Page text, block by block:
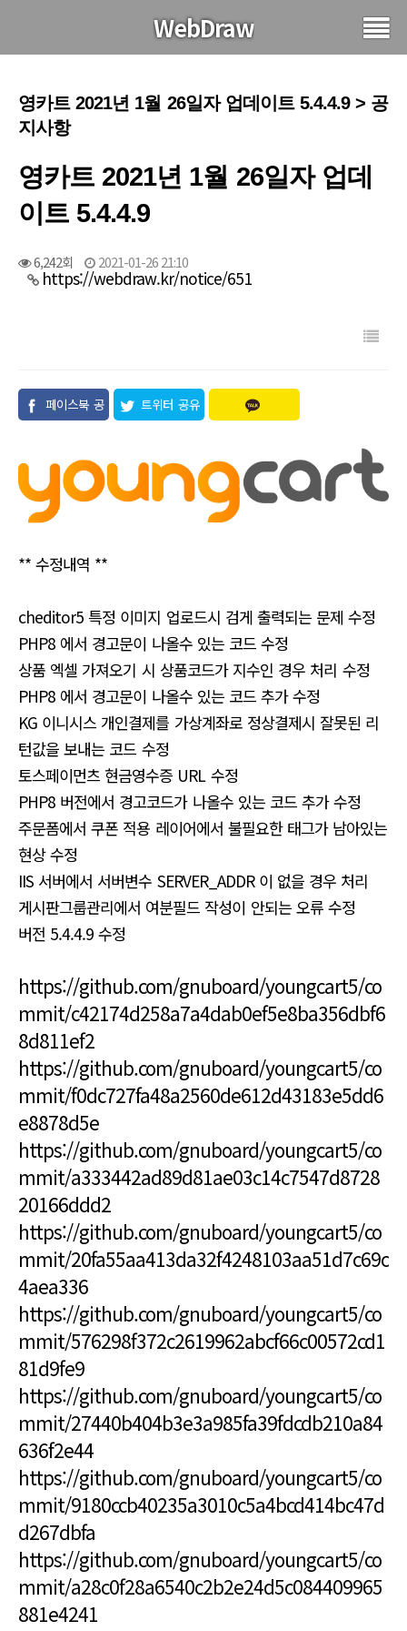
WebDraw
영카트 2021년 1월 26일자 업데이트 5.4.4.9 > 공
지사항
영카트 2021년 1월 26일자 업데
이트 5.4.4.9
6,242회 2021-01-26 21:10
https://webdraw.kr/notice/651
페이스북 공
트위터 공유
** 수정내역 **
cheditor5 특정 이미지 업로드시 검게 출력되는 문제 수정
PHP8 에서 경고문이 나올수 있는 코드 수정
상품 엑셀 가져오기 시 상품코드가 지수인 경우 처리 수정
PHP8 에서 경고문이 나올수 있는 코드 추가 수정
KG 이니시스 개인결제를 가상계좌로 정상결제시 잘못된 리
턴값을 보내는 코드 수정
토스페이먼츠 현금영수증 URL 수정
PHP8 버전에서 경고코드가 나올수 있는 코드 추가 수정
주문폼에서 쿠폰 적용 레이어에서 불필요한 태그가 남아있는
현상 수정
IIS 서버에서 서버변수 SERVER_ADDR 이 없을 경우 처리
게시판그룹관리에서 여분필드 작성이 안되는 오류 수정
버전 5.4.4.9 수정
https://github.com/gnuboard/youngcart5/co
mmit/c42174d258a7a4dab0ef5e8ba356dbf6
8d811ef2
https://github.com/gnuboard/youngcart5/co
mmit/f0dc727fa48a2560de612d43183e5dd6
e8878d5e
https://github.com/gnuboard/youngcart5/co
mmit/a333442ad89d81ae03c14c7547d8728
20166ddd2
https://github.com/gnuboard/youngcart5/co
mmit/20fa55aa413da32f4248103aa51d7c69c
4aea336
https://github.com/gnuboard/youngcart5/co
mmit/576298f372c2619962abcf66c00572cd1
81d9fe9
https://github.com/gnuboard/youngcart5/co
mmit/27440b404b3e3a985fa39fdcdb210a84
636f2e44
https://github.com/gnuboard/youngcart5/co
mmit/9180ccb40235a3010c5a4bcd414bc47d
d267dbfa
https://github.com/gnuboard/youngcart5/co
mmit/a28c0f28a6540c2b2e24d5c084409965
881e4241